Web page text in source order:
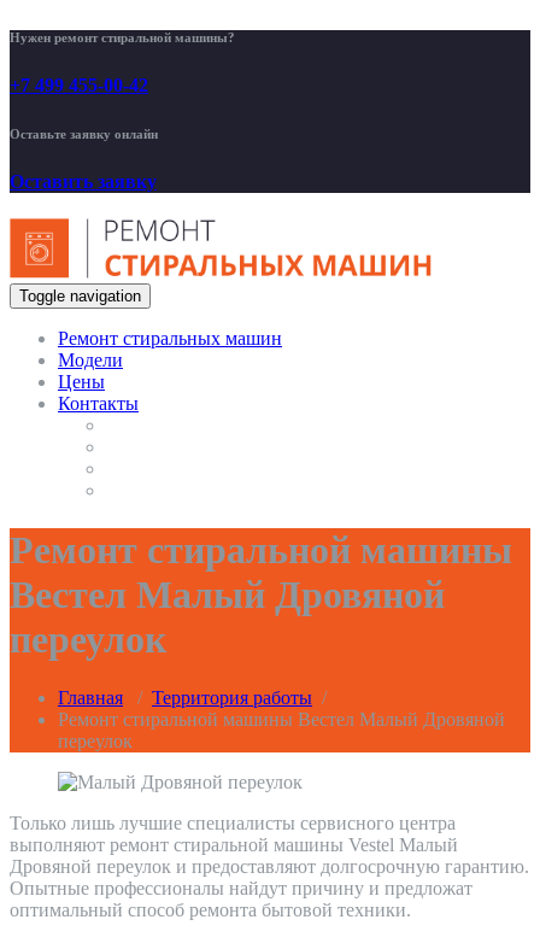
Нужен ремонт стиральной машины?
+7 499 455-00-42
Оставьте заявку онлайн
Оставить заявку
Toggle navigation
Ремонт стиральных машин
Модели
Цены
Контакты
Ремонт стиральной машины
Вестел Малый Дровяной
переулок
Главная / Территория работы /
Ремонт стиральной машины Вестел Малый Дровяной
переулок
Только лишь лучшие специалисты сервисного центра
выполняют ремонт стиральной машины Vestel Малый
Дровяной переулок и предоставляют долгосрочную гарантию.
Опытные профессионалы найдут причину и предложат
оптимальный способ ремонта бытовой техники.